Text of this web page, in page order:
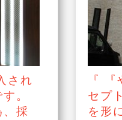
され
。
、採
『
セプ
を形